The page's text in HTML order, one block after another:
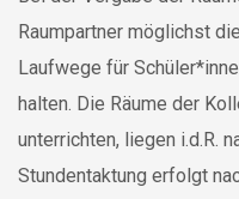
Raumpartner möglichst
Laufwege für
halten. Die Räume der
unterrichten, liegen i.d.R.
Stundentaktung erfolgt